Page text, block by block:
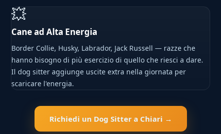
💥
Cane ad Alta Energia
Border Collie, Husky, Labrador, Jack Russell — razze che
hanno bisogno di più esercizio di quello che riesci a dare.
Il dog sitter aggiunge uscite extra nella giornata per
scaricare l'energia.
Richiedi un Dog Sitter a Chiari →